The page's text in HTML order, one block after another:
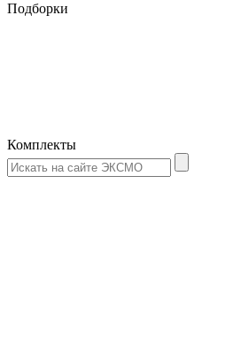
Подборки
Комплекты